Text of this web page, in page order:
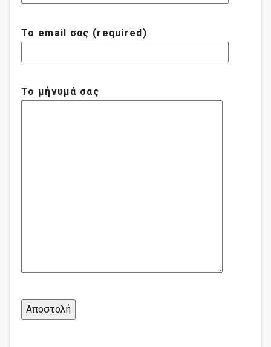
Το email σας (required)
Το μήνυμά σας